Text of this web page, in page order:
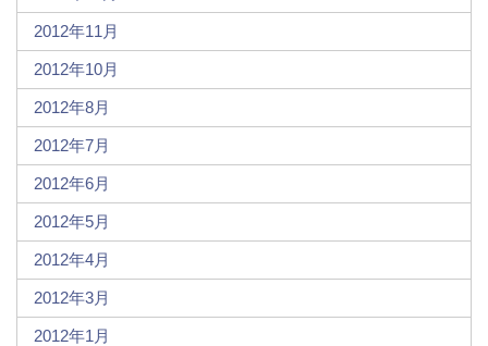
2012年11月
2012年10月
2012年8月
2012年7月
2012年6月
2012年5月
2012年4月
2012年3月
2012年1月